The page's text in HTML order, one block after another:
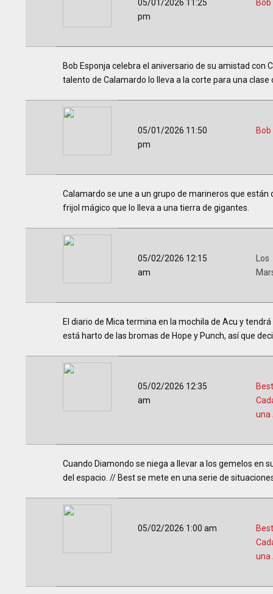
05/01/2026 11:25
pm
Bob Esponja celebra el aniversario de su amistad con
talento de Calamardo lo lleva a la corte para una clase
05/01/2026 11:50
pm
Calamardo se une a un grupo de marineros que
frijol mágico que lo lleva a una tierra de gigantes.
05/02/2026 12:15
am
Los
El diario de Mica termina en la mochila de Acu y
está harto de las bromas de Hope y Punch, así que
05/02/2026 12:35
am
una
Cuando Diamondo se niega a llevar a los gemelos en
del espacio. // Best se mete en una serie de
05/02/2026 1:00 am
una